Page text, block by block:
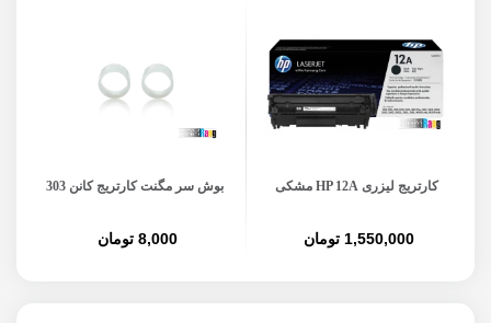
کارتریج لیزری HP 12A مشکی
1,550,000 تومان
بوش سر مگنت کارتریج کانن 303
8,000 تومان